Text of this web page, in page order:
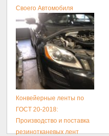
Своего Автомобиля
Конвейерные ленты по
ГОСТ 20-2018:
Производство и поставка
резинотканевых лент